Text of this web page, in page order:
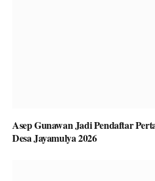
Asep Gunawan Jadi Pendaftar
Desa Jayamulya 2026